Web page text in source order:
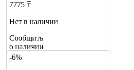
7775 ₸
Нет в наличии
Сообщить
о наличии
-6%